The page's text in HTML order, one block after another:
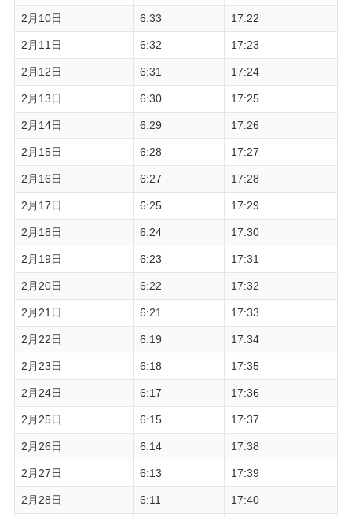
2月10日 6:33 17:22
2月11日 6:32 17:23
2月12日 6:31 17:24
2月13日 6:30 17:25
2月14日 6:29 17:26
2月15日 6:28 17:27
2月16日 6:27 17:28
2月17日 6:25 17:29
2月18日 6:24 17:30
2月19日 6:23 17:31
2月20日 6:22 17:32
2月21日 6:21 17:33
2月22日 6:19 17:34
2月23日 6:18 17:35
2月24日 6:17 17:36
2月25日 6:15 17:37
2月26日 6:14 17:38
2月27日 6:13 17:39
2月28日 6:11 17:40